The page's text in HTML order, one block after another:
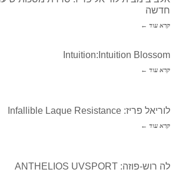
חדשה
קרא עוד ←
Intuition:Intuition Blossom
קרא עוד ←
לוריאל פריז: Infallible Laque Resistance
קרא עוד ←
לה רוש-פוזה: ANTHELIOS UVSPORT